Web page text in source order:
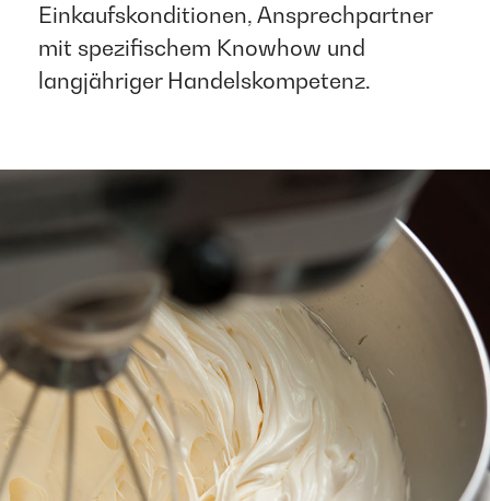
Einkaufskonditionen, Ansprechpartner
mit spezifischem Knowhow und
langjähriger Handelskompetenz. ​